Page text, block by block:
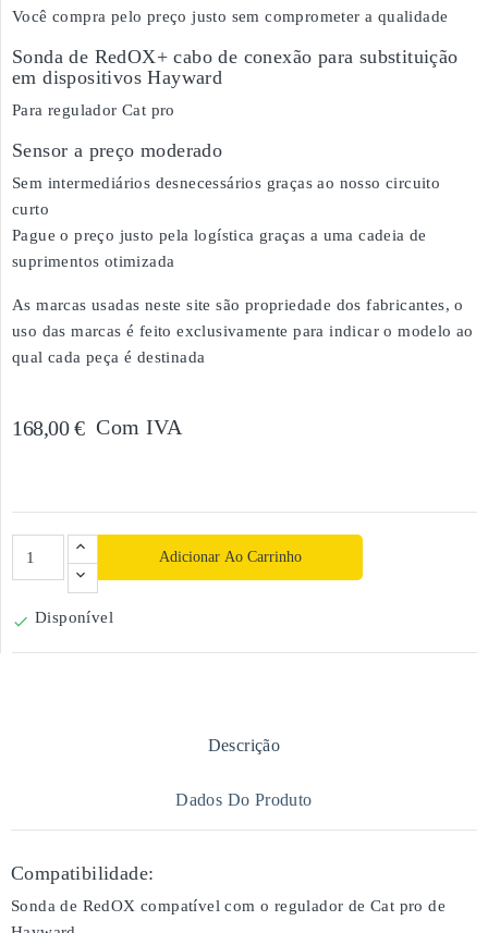
Você compra pelo preço justo sem comprometer a qualidade
Sonda de RedOX+ cabo de conexão para substituição
em dispositivos Hayward
Para regulador Cat pro
Sensor a preço moderado
Sem intermediários desnecessários graças ao nosso circuito
curto
Pague o preço justo pela logística graças a uma cadeia de
suprimentos otimizada
As marcas usadas neste site são propriedade dos fabricantes, o
uso das marcas é feito exclusivamente para indicar o modelo ao
qual cada peça é destinada
168,00 € Com IVA
Adicionar Ao Carrinho
 Disponível
Descrição
Dados Do Produto
Compatibilidade:
Sonda de RedOX compatível com o regulador de Cat pro de